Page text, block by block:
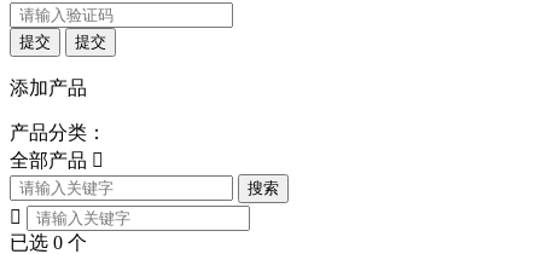
提交 提交
添加产品
产品分类：
全部产品 
搜索

已选 0 个